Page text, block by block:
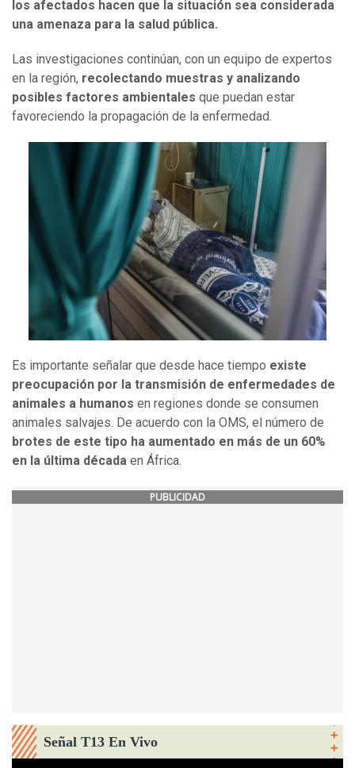
los afectados hacen que la situación sea considerada
una amenaza para la salud pública.
Las investigaciones continúan, con un equipo de expertos
en la región, recolectando muestras y analizando
posibles factores ambientales que puedan estar
favoreciendo la propagación de la enfermedad.
Es importante señalar que desde hace tiempo existe
preocupación por la transmisión de enfermedades de
animales a humanos en regiones donde se consumen
animales salvajes. De acuerdo con la OMS, el número de
brotes de este tipo ha aumentado en más de un 60%
en la última década en África.
PUBLICIDAD
Señal T13 En Vivo